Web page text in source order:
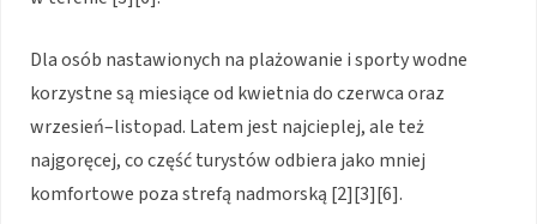
Dla osób nastawionych na plażowanie i sporty wodne
korzystne są miesiące od kwietnia do czerwca oraz
wrzesień–listopad. Latem jest najcieplej, ale też
najgoręcej, co część turystów odbiera jako mniej
komfortowe poza strefą nadmorską [2][3][6].